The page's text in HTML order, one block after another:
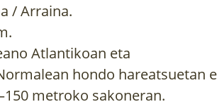
/ Arraina.
Atlantikoan eta
hondo hareatsuetan
metroko sakoneran.